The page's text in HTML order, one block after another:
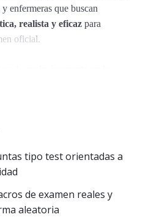
enfermeras que buscan
realista y eficazpara
oficial.
a las
Castilla-La Mancha, Castilla
de Madrid, Región de
Ceuta y Melilla.
compuestos porpreguntas tipo
yexplicadas al detalle
tipo test orientadas a
de examen reales y
aleatoria